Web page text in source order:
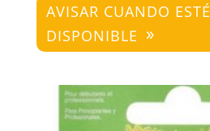
AVISAR CUANDO ESTÉ
DISPONIBLE